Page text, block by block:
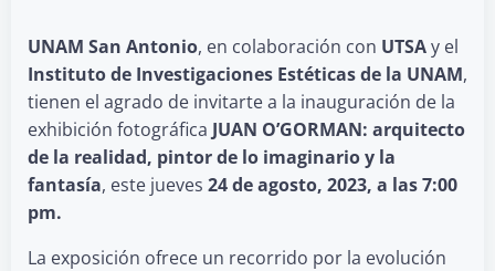
UNAM San Antonio, en colaboración con UTSAy el
Instituto de Investigaciones Estéticas de la UNAM,
tienen el agrado de invitarte a la inauguración de la
exhibición fotográfica JUAN O’GORMAN: arquitecto
de la realidad, pintor de lo imaginario y la
fantasía, este jueves 24 de agosto, 2023, a las 7:00
pm.
La exposición ofrece un recorrido por la evolución